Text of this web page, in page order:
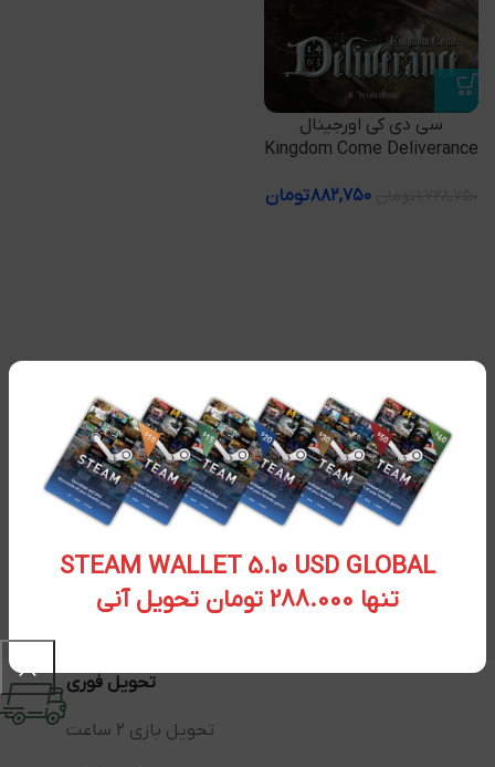
STEAM WALLET 5.10 USD GLOBAL
تنها 288.000 تومان تحویل آنی
سی دی کی اورجینال
Kingdom Come Deliverance
۸۸۲,۷۵۰تومان
تحویل فوری
تحویل بازی 2 ساعت